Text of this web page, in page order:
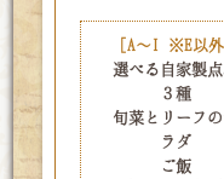
[A～I ※E以外]
選べる自家製
３種
旬菜とリーフ
ラダ
ご飯